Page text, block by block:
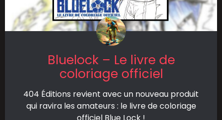
Bluelock – Le livre de
coloriage officiel
404 Éditions revient avec un nouveau produit
qui ravira les amateurs : le livre de coloriage